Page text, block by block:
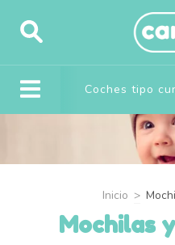
Coches tipo
Inicio >
Mochilas